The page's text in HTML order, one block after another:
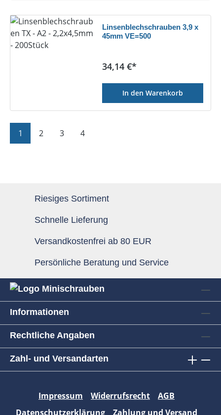
Linsenblechschrauben 3,9 x
45mm VE=500
Regulärer Preis:
34,14 €*
In den Warenkorb
Seite
1 Seite
2 Seite
3 Seite
4
Riesiges Sortiment
Schnelle Lieferung
Versandkostenfrei ab 80 EUR
Persönliche Beratung und Service
Informationen
Rechtliche Angaben
Zahl- und Versandarten
Impressum Widerrufsrecht
AGB
Datenschutzerklärung
Zahlung und Versand